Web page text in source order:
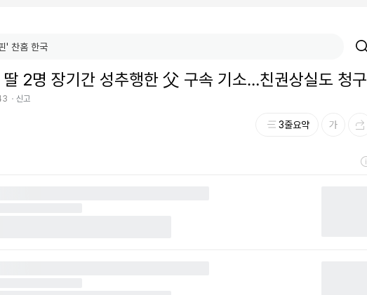
2명 장기간 성추행한 父 구속 기소…친권상실도 청구
신고
3줄요약